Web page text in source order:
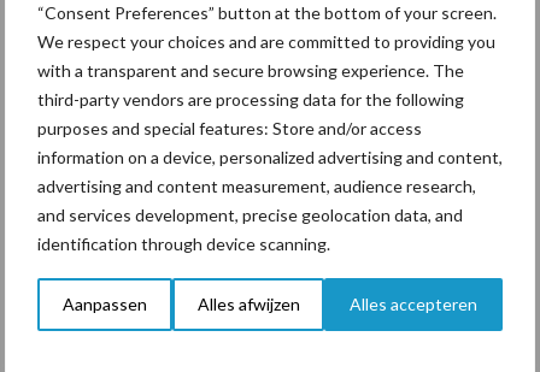
“Consent Preferences” button at the bottom of your screen.
We respect your choices and are committed to providing you
with a transparent and secure browsing experience. The
third-party vendors are processing data for the following
purposes and special features: Store and/or access
information on a device, personalized advertising and content,
advertising and content measurement, audience research,
and services development, precise geolocation data, and
identification through device scanning.
Aanpassen Alles afwijzen Alles accepteren
Mastitis Hittestress
Toon meer